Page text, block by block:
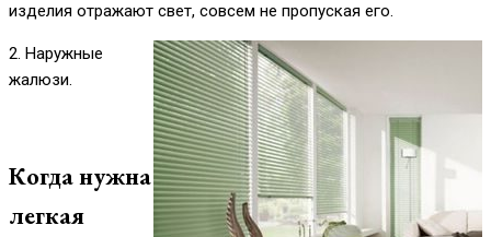
изделия отражают свет, совсем не пропуская его.
2. Наружные
жалюзи.
Когда нужна
легкая